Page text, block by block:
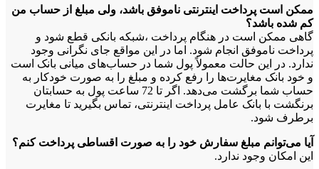
ممکن است پرداخت اینترنتی ناموفق باشد، ولی مبلغ از حساب من
کم شده باشد؟
گاهی ممکن است در هنگام پرداخت ،شبکه بانکی قطع شود و
پرداخت ناموفق انجام شود. اما در این مواقع جای نگرانی وجود
ندارد. در این حالت معمولاً پول شما در حساب‏‌های میانی بانک است
و خود بانک مغایرت‏‌ها را رفع کرده و مبلغ را به صورت خودکار به
حساب شما برگشت می‌‏دهد. اگر تا 72 ساعت پول به حسابتان
برنگشت با بانک عامل پرداخت اینترنتی، تماس بگیرید تا مغایرت
برطرف شود.
آیا می‌‏توانم مبلغ سفارش خود را به صورت اقساطی پرداخت کنم؟
این امکان وجود ندارد.